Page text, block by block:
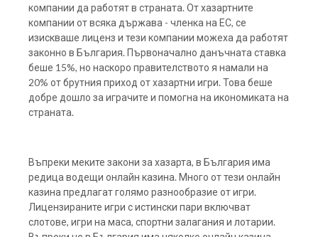
компании да работят в страната. От хазартните
компании от всяка държава - членка на ЕС, се
изискваше лиценз и тези компании можеха да работят
законно в България. Първоначално данъчната ставка
беше 15%, но наскоро правителството я намали на
20% от брутния приход от хазартни игри. Това беше
добре дошло за играчите и помогна на икономиката на
страната.
Въпреки меките закони за хазарта, в България има
редица водещи онлайн казина. Много от тези онлайн
казина предлагат голямо разнообразие от игри.
Лицензираните игри с истински пари включват
слотове, игри на маса, спортни залагания и лотарии.